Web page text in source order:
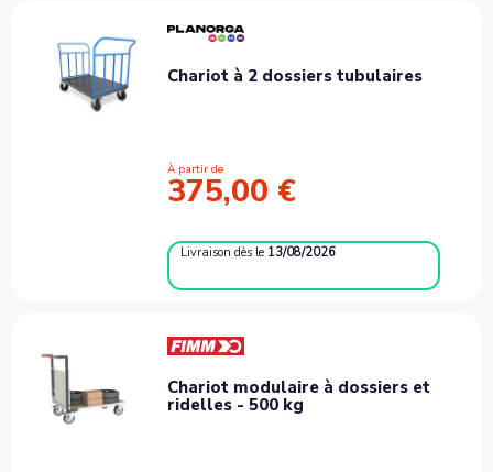
Chariot à 2 dossiers tubulaires
À partir de
375,00 €
Livraisondès le 13/08/2026
Chariot modulaire à dossiers et
ridelles - 500 kg